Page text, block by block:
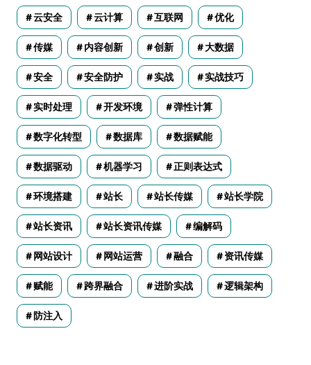
云安全 云计算 互联网 优化
传媒 内容创新 创新 大数据
安全 安全防护 实战 实战技巧
实时处理 开发环境 弹性计算
数字化转型 数据库 数据赋能
数据驱动 机器学习 正则表达式
环境搭建 站长 站长传媒 站长学院
站长资讯 站长资讯传媒 编解码
网站设计 网站运营 融合 资讯传媒
赋能 跨界融合 进阶实战 逻辑架构
防注入